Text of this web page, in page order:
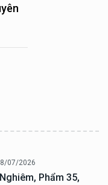
07/2026
Phẩm 35,